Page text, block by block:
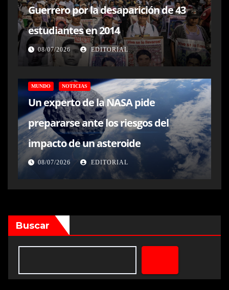
Guerrero por la desaparición de 43
estudiantes en 2014
08/07/2026 EDITORIAL
MUNDO NOTICIAS
Un experto de la NASA pide
prepararse ante los riesgos del
impacto de un asteroide
08/07/2026 EDITORIAL
Buscar